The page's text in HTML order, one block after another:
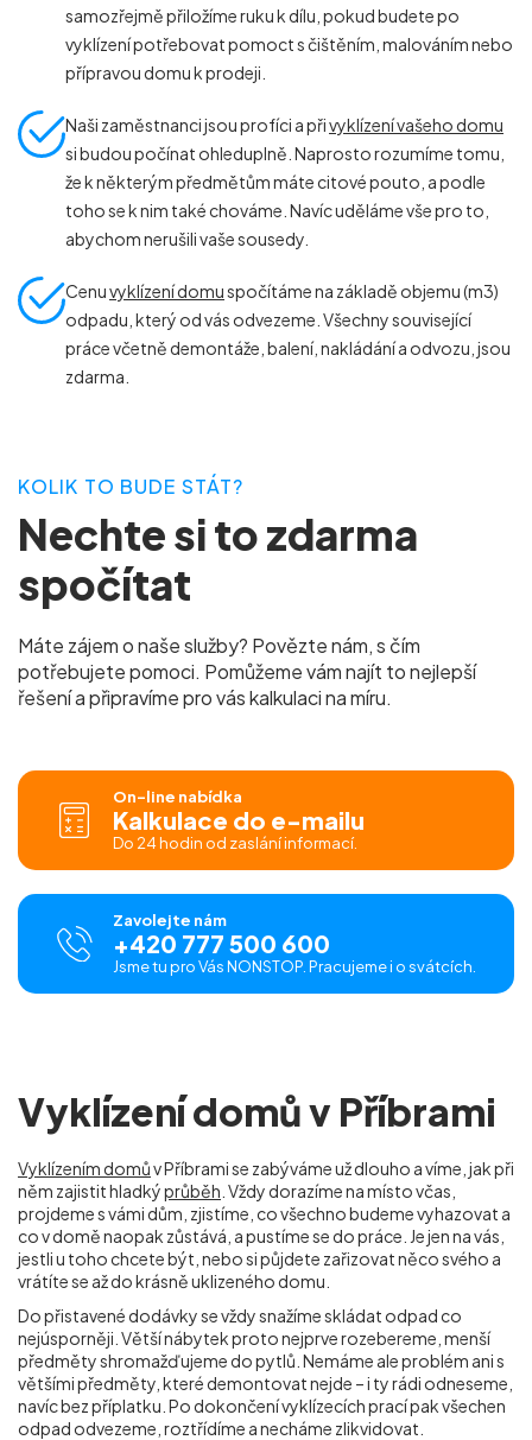
samozřejmě přiložíme ruku k dílu, pokud budete po
vyklízení potřebovat pomoct s čištěním, malováním nebo
přípravou domu k prodeji.
Naši zaměstnanci jsou profíci a přivyklízení vašeho domu
si budou počínat ohleduplně. Naprosto rozumíme tomu,
že k některým předmětům máte citové pouto, a podle
toho se k nim také chováme. Navíc uděláme vše pro to,
abychom nerušili vaše sousedy.
Cenuvyklízení domuspočítáme na základě objemu (m3)
odpadu, který od vás odvezeme. Všechny související
práce včetně demontáže, balení, nakládání a odvozu, jsou
zdarma.
KOLIK TO BUDE STÁT?
Nechte si to zdarma
spočítat
Máte zájem o naše služby? Povězte nám, s čím
potřebujete pomoci. Pomůžeme vám najít to nejlepší
řešení a připravíme pro vás kalkulaci na míru.
On-line nabídka
Kalkulace do e-mailu
Do 24 hodin od zaslání informací.
Zavolejte nám
+420 777 500 600
Jsme tu pro Vás NONSTOP. Pracujeme i o svátcích.
Vyklízení domů v Příbrami
Vyklízením domův Příbrami se zabýváme už dlouho a víme, jak při
něm zajistit hladkýprůběh . Vždy dorazíme na místo včas,
projdeme s vámi dům, zjistíme, co všechno budeme vyhazovat a
co v domě naopak zůstává, a pustíme se do práce. Je jen na vás,
jestli u toho chcete být, nebo si půjdete zařizovat něco svého a
vrátíte se až do krásně uklizeného domu.
Do přistavené dodávky se vždy snažíme skládat odpad co
nejúsporněji. Větší nábytek proto nejprve rozebereme, menší
předměty shromažďujeme do pytlů. Nemáme ale problém ani s
většími předměty, které demontovat nejde – i ty rádi odneseme,
navíc bez příplatku. Po dokončení vyklízecích prací pak všechen
odpad odvezeme, roztřídíme a necháme zlikvidovat.